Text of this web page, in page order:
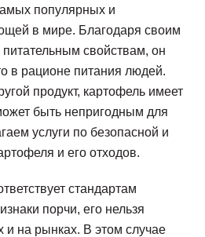
популярных и
в мире. Благодаря своим
свойствам, он
в рационе питания людей.
продукт, картофель имеет
быть непригодным для
услуги по безопасной и
и его отходов.
стандартам
порчи, его нельзя
и на рынках. В этом случае